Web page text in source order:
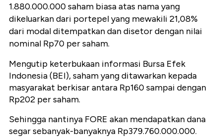
1.880.000.000 saham biasa atas nama yang
dikeluarkan dari portepel yang mewakili 21,08%
dari modal ditempatkan dan disetor dengan nilai
nominal Rp70 per saham.
Mengutip keterbukaan informasi Bursa Efek
Indonesia (BEI), saham yang ditawarkan kepada
masyarakat berkisar antara Rp160 sampai dengan
Rp202 per saham.
Sehingga nantinya FORE akan mendapatkan dana
segar sebanyak-banyaknya Rp379.760.000.000.